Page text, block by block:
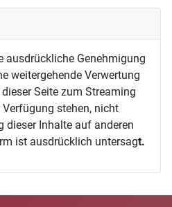
ausdrückliche Genehmigung
weitergehende Verwertung
Seite zum Streaming
stehen, nicht
dieser Inhalte auf anderen
ist ausdrücklich untersagt.